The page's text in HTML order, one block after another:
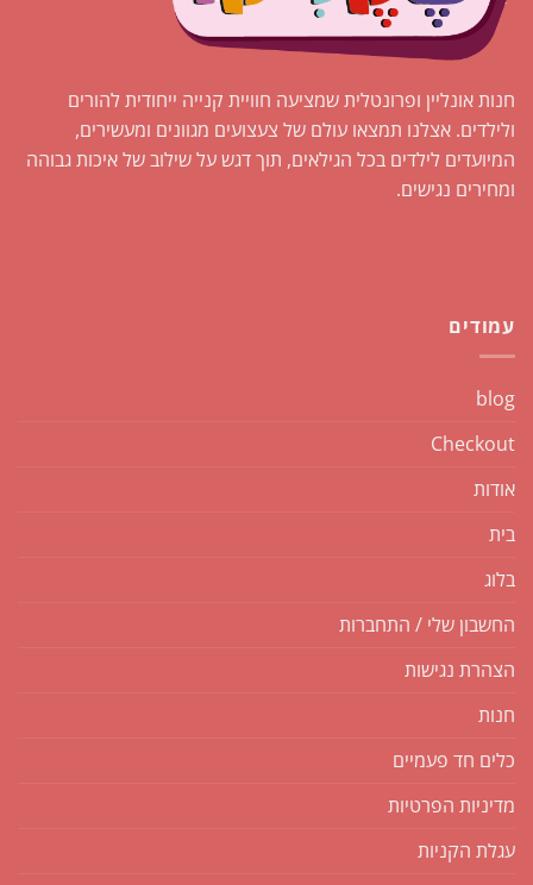
חנות אונליין ופרונטלית שמציעה חוויית קנייה ייחודית להורים
ולילדים. אצלנו תמצאו עולם של צעצועים מגוונים ומעשירים,
המיועדים לילדים בכל הגילאים, תוך דגש על שילוב של איכות גבוהה
ומחירים נגישים.
עמודים
blog
Checkout
אודות
בית
בלוג
החשבון שלי / התחברות
הצהרת נגישות
חנות
כלים חד פעמיים
מדיניות הפרטיות
עגלת הקניות